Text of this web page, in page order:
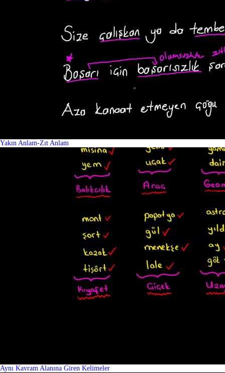
Yakın Anlam-Zıt Anlam
Aynı Kavram Alanına Giren Kelimeler